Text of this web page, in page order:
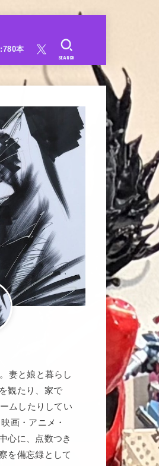
本
SEARCH
妻と娘と暮らし
観たり、家で
ムしたりしてい
画・アニメ・
心に、点数つき
を備忘録として